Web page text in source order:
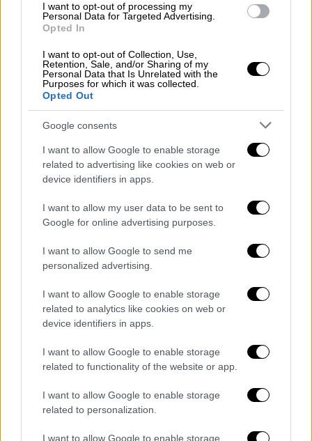
I want to opt-out of processing my
Personal Data for Targeted Advertising.
Opted In
I want to opt-out of Collection, Use,
Retention, Sale, and/or Sharing of my
Personal Data that Is Unrelated with the
Purposes for which it was collected.
Opted Out
Google consents
I want to allow Google to enable storage
related to advertising like cookies on web or
device identifiers in apps.
I want to allow my user data to be sent to
Google for online advertising purposes.
I want to allow Google to send me
personalized advertising.
I want to allow Google to enable storage
related to analytics like cookies on web or
device identifiers in apps.
I want to allow Google to enable storage
related to functionality of the website or app.
I want to allow Google to enable storage
related to personalization.
I want to allow Google to enable storage
Όπως διευκρίνισε, «160 σελίδες είναι η
δικαστική απόφαση
αραβικά. Μόλις την Παρασκευή μας περιήλθε
το πλήρες κείμενο και εξακολουθεί η
επεξεργασία του».
Αναφερόμενος στο περιεχόμενο της
υπογράμμισε: «Προκύπτει ότι κάνει δεκτή
την έφεση της Μονής, ωστόσο δεν αναφέρει
χώρων, δεν έχει καθαρή ιδιοκτησία σε
πέριξ».
Ανακοίνωσε μάλιστα ότι «αύριο στο Κάιρο
κύριος
Γεραπετρίτης, ως επικεφαλής
μεγάλης ομάδας (υπουργεία Πολιτισμού και
Παιδείας), θα επιδιώξει να ολοκληρωθεί η
εκκρεμής συμφωνία που είχε συζητήσει η
Ελλάδαμε τηνΑίγυπτοπριν από το
γεγονός».
Στη συνέχεια, ο υφυπουργός στάθηκε
ιδιαίτερα στη σημασία που αποδίδει η
κυβέρνηση στο ζήτημα: «Καμία άλλη